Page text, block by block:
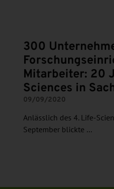
300
Mitarbeiter: 20
Sciences in
09/09/2020
Anlässlich des 4. Life-
September blickte …